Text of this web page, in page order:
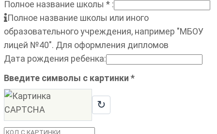
Полное название школы * :
Полное название школы или иного
образовательного учреждения, например "МБОУ
лицей №40". Для оформления дипломов
Дата рождения ребенка:
Введите символы с картинки *
↻